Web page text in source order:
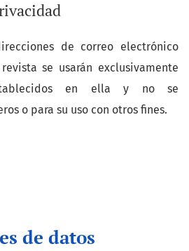
de correo electrónico
se usarán exclusivamente
en ella y no se
o para su uso con otros fines.
de datos